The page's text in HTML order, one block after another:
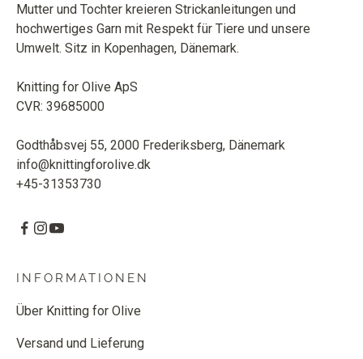
Mutter und Tochter kreieren Strickanleitungen und
hochwertiges Garn mit Respekt für Tiere und unsere
Umwelt. Sitz in Kopenhagen, Dänemark.
Knitting for Olive ApS
CVR: 39685000
Godthåbsvej 55, 2000 Frederiksberg, Dänemark
info@knittingforolive.dk
+45-31353730
INFORMATIONEN
Über Knitting for Olive
Versand und Lieferung